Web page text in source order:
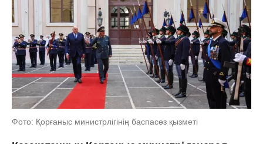
Фото: Қорғаныс министрлігінің баспасөз қызметі